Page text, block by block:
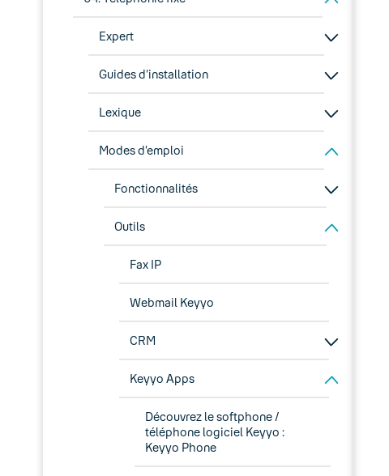
Expert
Guides d’installation
Lexique
Modes d’emploi
Fonctionnalités
Outils
Fax IP
Webmail Keyyo
CRM
Keyyo Apps
Découvrez le softphone /
téléphone logiciel Keyyo :
Keyyo Phone